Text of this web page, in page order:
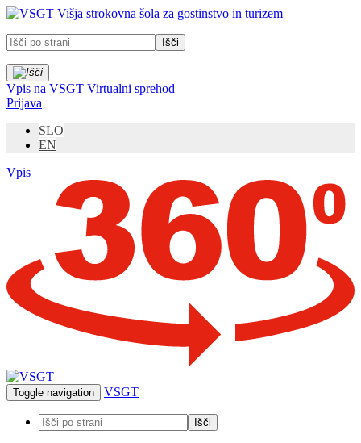
Prosimo,
upoštevajte:
To
spletno
mesto
vključuje
sistem
dostopnosti.
Višja strokovna šola za gostinstvo in turizem
Vpis na VSGT Virtualni sprehod
Prijava
SLO
EN
Vpis
Toggle navigation VSGT